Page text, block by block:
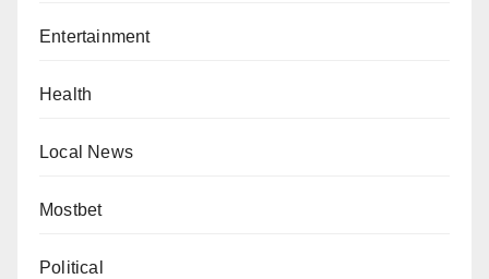
Entertainment
Health
Local News
Mostbet
Political